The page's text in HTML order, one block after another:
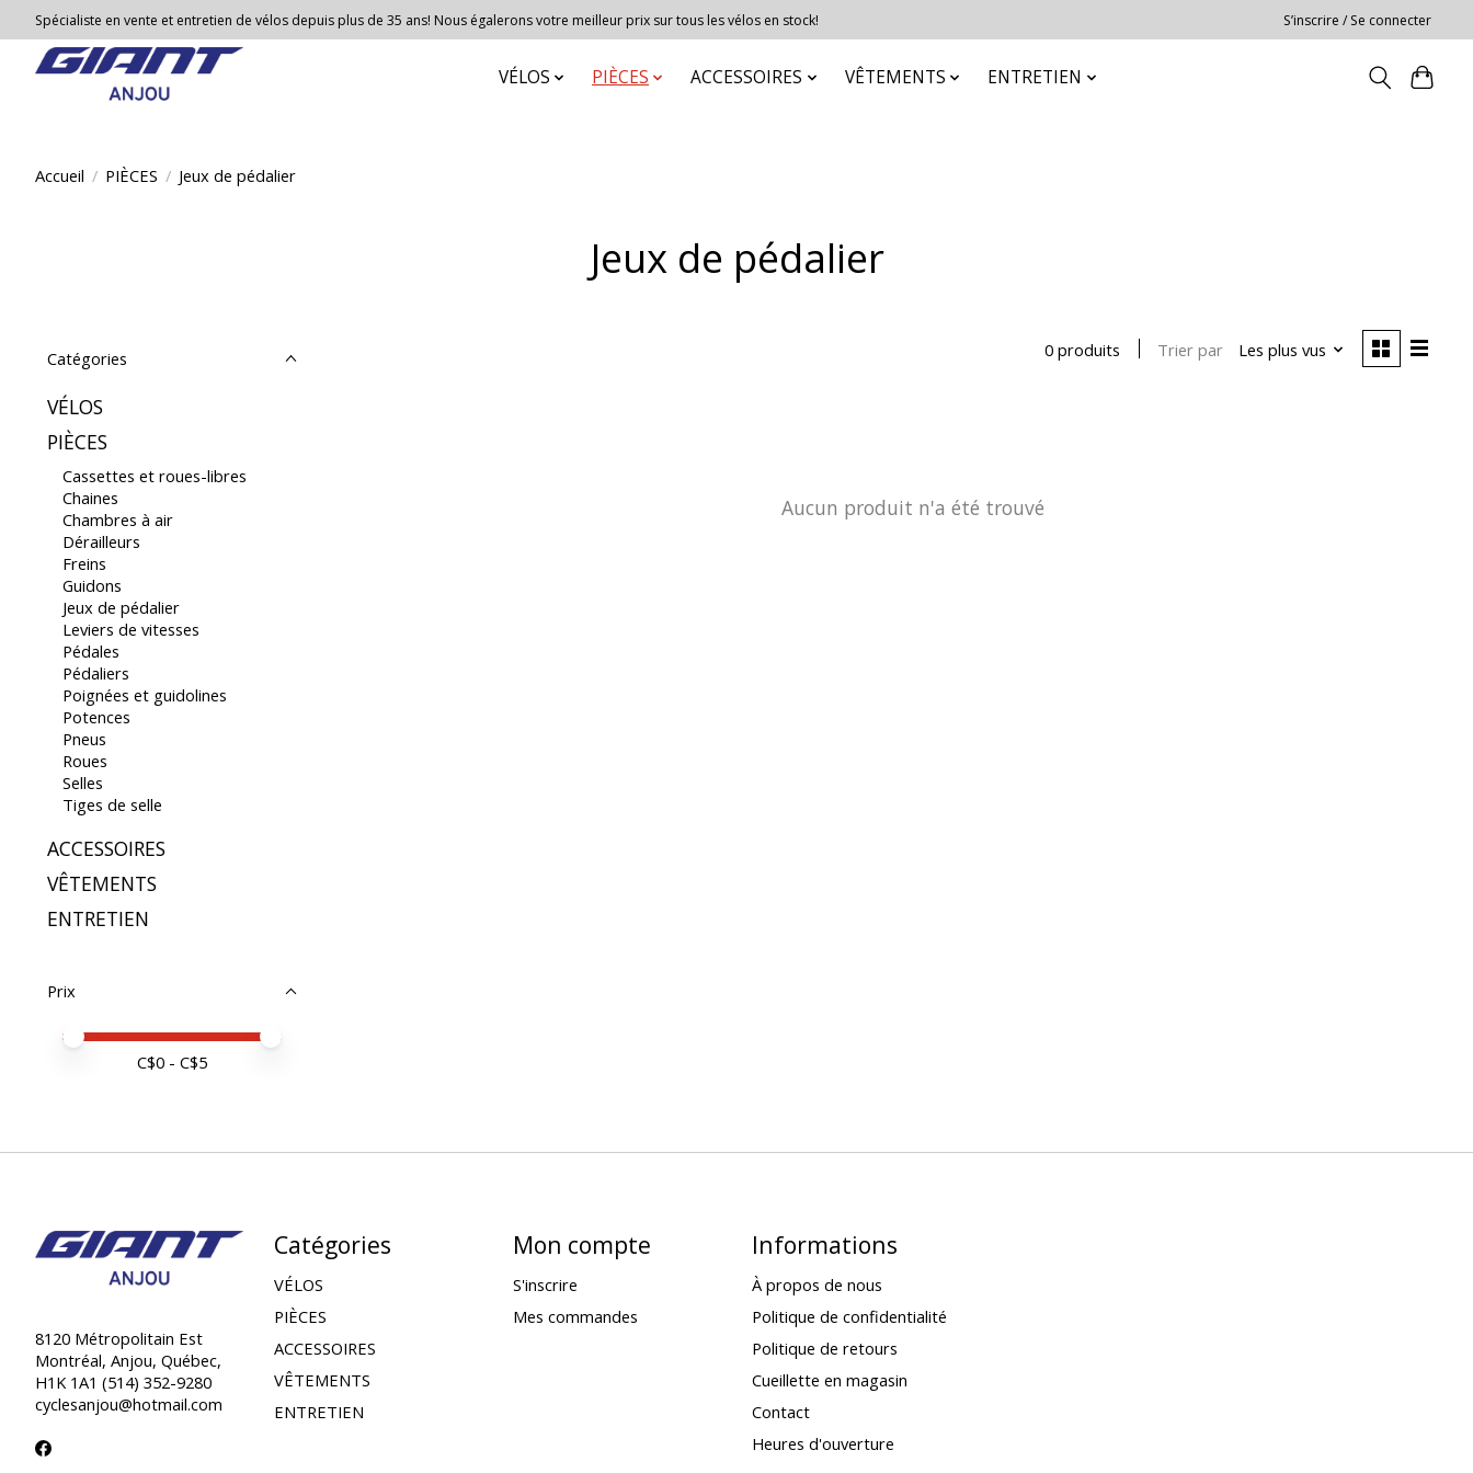
Spécialiste en vente et entretien de vélos depuis plus de 35 ans! Nous égalerons votre meilleur prix sur tous les vélos en stock! S’inscrire / Se connecter
VÉLOS PIÈCES ACCESSOIRES VÊTEMENTS ENTRETIEN
Accueil / PIÈCES / Jeux de pédalier
Jeux de pédalier
Catégories
VÉLOS
PIÈCES
Cassettes et roues-libres
Chaines
Chambres à air
Dérailleurs
Freins
Guidons
Jeux de pédalier
Leviers de vitesses
Pédales
Pédaliers
Poignées et guidolines
Potences
Pneus
Roues
Selles
Tiges de selle
ACCESSOIRES
VÊTEMENTS
ENTRETIEN
Prix
Prix minimum
Price maximum value
C$0 - C$5
0 produits Trier par Les plus vus
Aucun produit n'a été trouvé
8120 Métropolitain Est
Montréal, Anjou, Québec,
H1K 1A1 (514) 352-9280
cyclesanjou@hotmail.com
Catégories
VÉLOS
PIÈCES
ACCESSOIRES
VÊTEMENTS
ENTRETIEN
Mon compte
S'inscrire
Mes commandes
Informations
À propos de nous
Politique de confidentialité
Politique de retours
Cueillette en magasin
Contact
Heures d'ouverture